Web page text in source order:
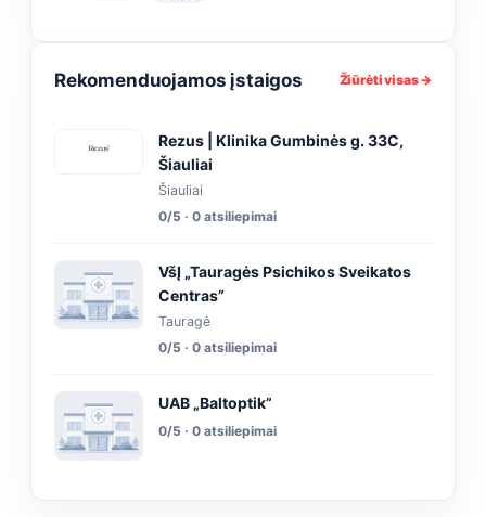
Rekomenduojamos įstaigos Žiūrėti visas →
Rezus | Klinika Gumbinės g. 33C,
Šiauliai
Šiauliai
0/5 · 0 atsiliepimai
VšĮ „Tauragės Psichikos Sveikatos
Centras”
Tauragė
0/5 · 0 atsiliepimai
UAB „Baltoptik”
0/5 · 0 atsiliepimai